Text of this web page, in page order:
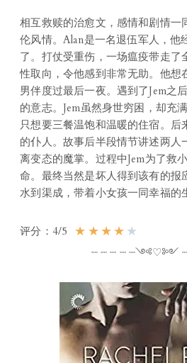
相互救赎的治愈文，感情和剧情一
伦风情。Alan是一名退伍军人，他
了。打仗受重伤，一场瘟疫带走了
性取向，令他感到非常无助。他想
男伴度过最后一夜。遇到了Jem之
的意志。Jem虽然身世穷困，却充
只想要三餐温饱和温暖的住宿。后
的仆人。故事后半段情节讲述两人
离变态的魔掌。过程中Jem为了救
命。最终当然是坏人得到该有的报
水到渠成，带着小女孩一同幸福的
评分：4/5 ★ ★★★ ★
┈ ┈ ┈ ┈ ┈༺♡༻ ┈